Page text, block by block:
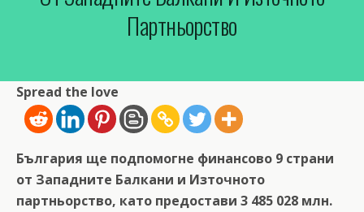
Партньорство
Spread the love
България ще подпомогне финансово 9 страни
от Западните Балкани и Източното
партньорство, като предостави 3 485 028 млн.